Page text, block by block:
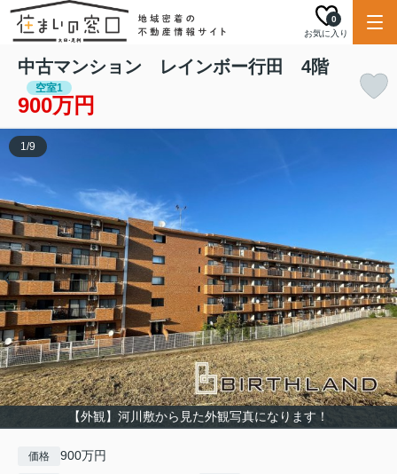
お気に入り
0
中古マンション レインボー行田 4階
空室1
900万円
【外観】河川敷から見た外観写真になります！
1/9
価格 900万円